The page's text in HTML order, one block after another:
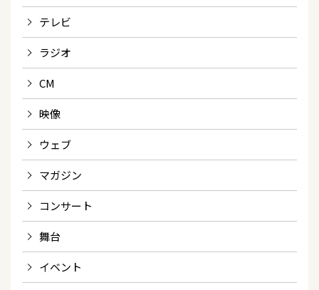
テレビ
ラジオ
CM
映像
ウェブ
マガジン
コンサート
舞台
イベント